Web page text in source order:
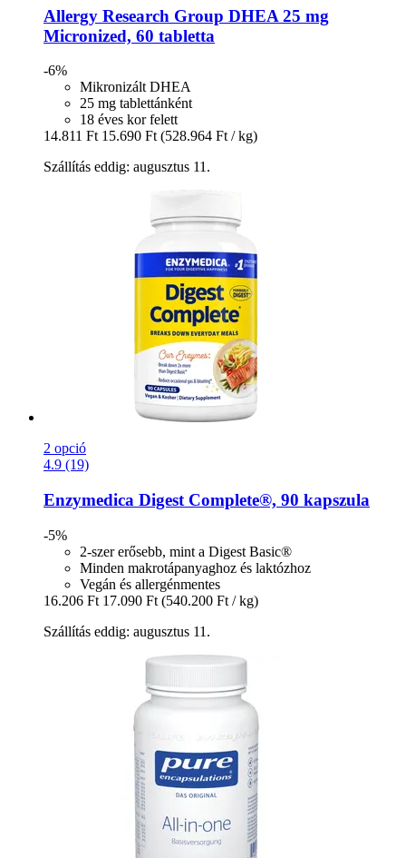
Allergy Research Group DHEA 25 mg
Micronized, 60 tabletta
-6%
Mikronizált DHEA
25 mg tablettánként
18 éves kor felett
14.811 Ft 15.690 Ft (528.964 Ft / kg)
Szállítás eddig: augusztus 11.
2 opció
4.9 (19)
Enzymedica Digest Complete®, 90 kapszula
-5%
2-szer erősebb, mint a Digest Basic®
Minden makrotápanyaghoz és laktózhoz
Vegán és allergénmentes
16.206 Ft 17.090 Ft (540.200 Ft / kg)
Szállítás eddig: augusztus 11.